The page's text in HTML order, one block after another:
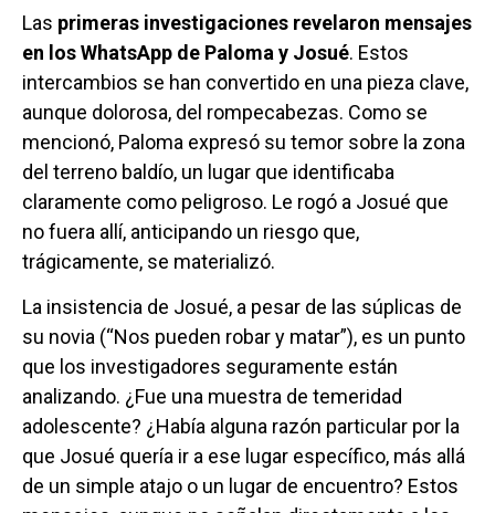
Las primeras investigaciones revelaron mensajes
en los WhatsApp de Paloma y Josué. Estos
intercambios se han convertido en una pieza clave,
aunque dolorosa, del rompecabezas. Como se
mencionó, Paloma expresó su temor sobre la zona
del terreno baldío, un lugar que identificaba
claramente como peligroso. Le rogó a Josué que
no fuera allí, anticipando un riesgo que,
trágicamente, se materializó.
La insistencia de Josué, a pesar de las súplicas de
su novia (“Nos pueden robar y matar”), es un punto
que los investigadores seguramente están
analizando. ¿Fue una muestra de temeridad
adolescente? ¿Había alguna razón particular por la
que Josué quería ir a ese lugar específico, más allá
de un simple atajo o un lugar de encuentro? Estos